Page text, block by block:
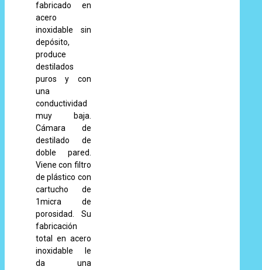
fabricado en
acero
inoxidable sin
depósito,
produce
destilados
puros y con
una
conductividad
muy baja.
Cámara de
destilado de
doble pared.
Viene con filtro
de plástico con
cartucho de
1micra de
porosidad. Su
fabricación
total en acero
inoxidable le
da una